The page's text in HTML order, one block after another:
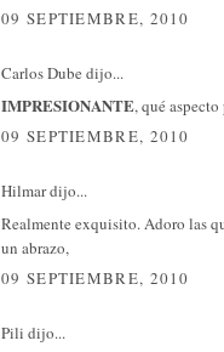
09 SEPTIEMBRE, 2010
Carlos Dube dijo...
IMPRESIONANTE, qué
09 SEPTIEMBRE, 2010
Hilmardijo...
Realmente exquisito. Adoro las
un abrazo,
09 SEPTIEMBRE, 2010
Pili dijo...